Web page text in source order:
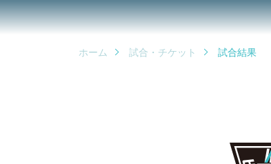
ホーム 試合・チケット 試合結果